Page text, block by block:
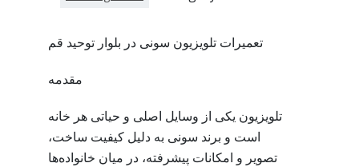
تعمیرات تلویزیون سونی در بلوار توحید قم
مقدمه
تلویزیون یکی از وسایل اصلی و حیاتی هر خانه
است و برند سونی به دلیل کیفیت ساخت،
تصویر و امکانات پیشرفته، در میان خانواده‌ها